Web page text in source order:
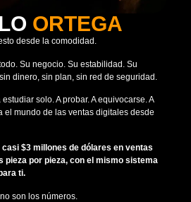
ORTEGA
desde la comodidad.
Su negocio. Su estabilidad. Su
dinero, sin plan, sin red de seguridad.
solo. A probar. A equivocarse. A
el mundo de las ventas digitales desde
casi $3 millones de dólares en ventas
por pieza, con el mismo sistema
ti.
son los números.